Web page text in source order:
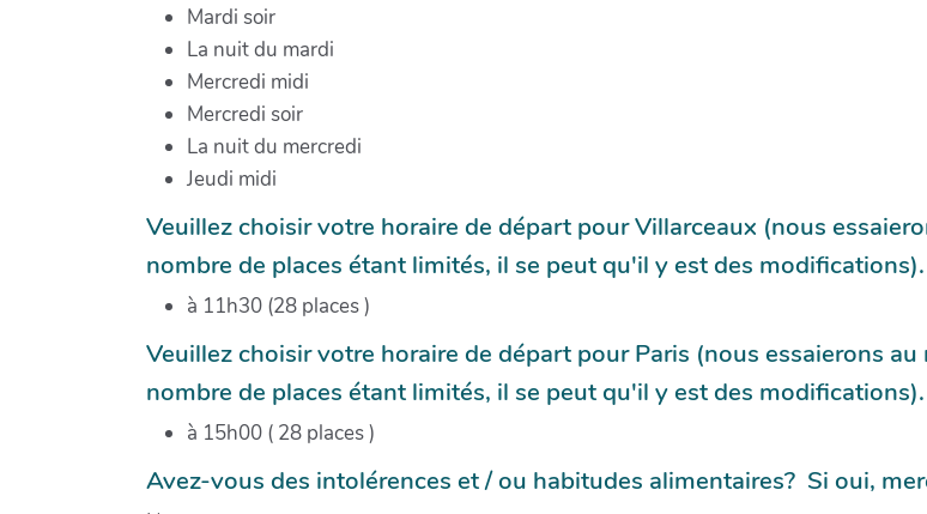
Mardi soir
La nuit du mardi
Mercredi midi
Mercredi soir
La nuit du mercredi
Jeudi midi
Veuillez choisir votre horaire de départ pour Villarceaux (nous
nombre de places étant limités, il se peut qu'il y est des modifications).
à 11h30 (28 places )
Veuillez choisir votre horaire de départ pour Paris (nous essaierons
nombre de places étant limités, il se peut qu'il y est des modifications).
à 15h00 ( 28 places )
Avez-vous des intolérences et / ou habitudes alimentaires? Si oui,